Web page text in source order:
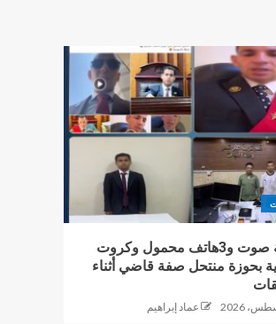
طبنجة صوت و3هاتف محمول وكروت
بحوزة منتحل صفة قاضي أثناء
عماد إبراهيم